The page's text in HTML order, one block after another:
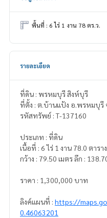
พื้นที่ : 6 ไร่ 1 งาน 78 ตร.ว.
รายละเอียด
ที่ดิน : พรหมบุรี สิงห์บุรี
ที่ตั้ง : ต.บ้านแป้ง อ.พรหมบุรี
รหัสทรัพย์ : T-137160
ประเภท : ที่ดิน
เนื้อที่ : 6 ไร่ 1 งาน 78.0 ตารา
กว้าง : 79.50 เมตร ลึก :
ราคา : 1,300,000 บาท
ลิงค์แผนที่ : https://
0.46063201